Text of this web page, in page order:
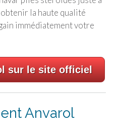
la haute qualité
immédiatement votre
sur le site officiel
Anvarol